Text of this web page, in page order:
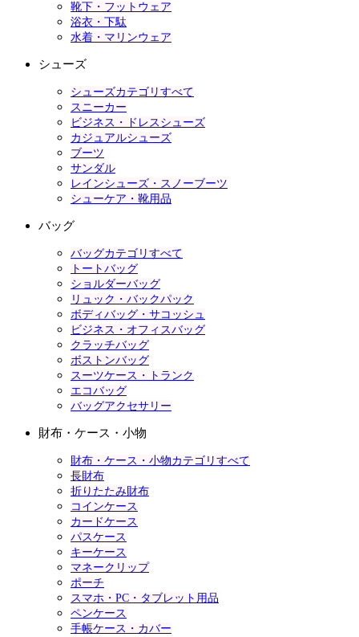
靴下・フットウェア
浴衣・下駄
水着・マリンウェア
シューズ
シューズカテゴリすべて
スニーカー
ビジネス・ドレスシューズ
カジュアルシューズ
ブーツ
サンダル
レインシューズ・スノーブーツ
シューケア・靴用品
バッグ
バッグカテゴリすべて
トートバッグ
ショルダーバッグ
リュック・バックパック
ボディバッグ・サコッシュ
ビジネス・オフィスバッグ
クラッチバッグ
ボストンバッグ
スーツケース・トランク
エコバッグ
バッグアクセサリー
財布・ケース・小物
財布・ケース・小物カテゴリすべて
長財布
折りたたみ財布
コインケース
カードケース
パスケース
キーケース
マネークリップ
ポーチ
スマホ・PC・タブレット用品
ペンケース
手帳ケース・カバー